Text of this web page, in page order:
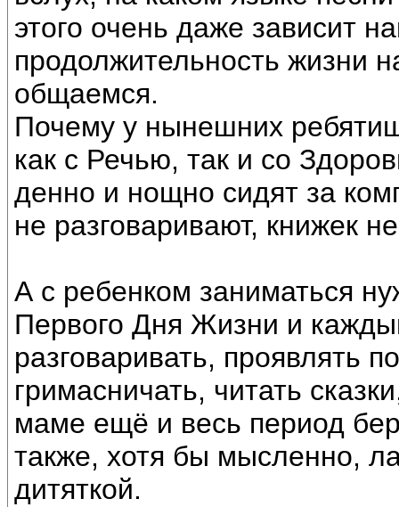
этого очень даже зависит
продолжительность жизни
общаемся.
Почему у нынешних
как с Речью, так и со
денно и нощно сидят за
не разговаривают, книжек
А с ребенком заниматься
Первого Дня Жизни и
разговаривать, проявлять
гримасничать, читать
маме ещё и весь период
также, хотя бы мысленно,
дитяткой.